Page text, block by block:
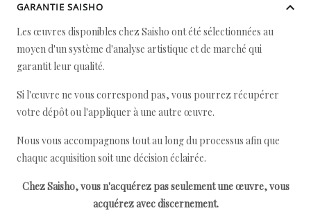
GARANTIE SAISHO
Les œuvres disponibles chez Saisho ont été sélectionnées au
moyen d'un système d'analyse artistique et de marché qui
garantit leur qualité.
Si l'œuvre ne vous correspond pas, vous pourrez récupérer
votre dépôt ou l'appliquer à une autre œuvre.
Nous vous accompagnons tout au long du processus afin que
chaque acquisition soit une décision éclairée.
Chez Saisho, vous n'acquérez pas seulement une œuvre, vous
acquérez avec discernement.